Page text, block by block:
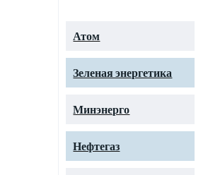
Атом
Зеленая энергетика
Минэнерго
Нефтегаз